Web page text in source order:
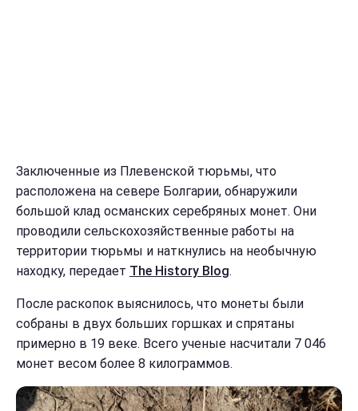
Заключенные из Плевенской тюрьмы, что
расположена на севере Болгарии, обнаружили
большой клад османских серебряных монет. Они
проводили сельскохозяйственные работы на
территории тюрьмы и наткнулись на необычную
находку, передает The History Blog.
После раскопок выяснилось, что монеты были
собраны в двух больших горшках и спрятаны
примерно в 19 веке. Всего ученые насчитали 7 046
монет весом более 8 килограммов.